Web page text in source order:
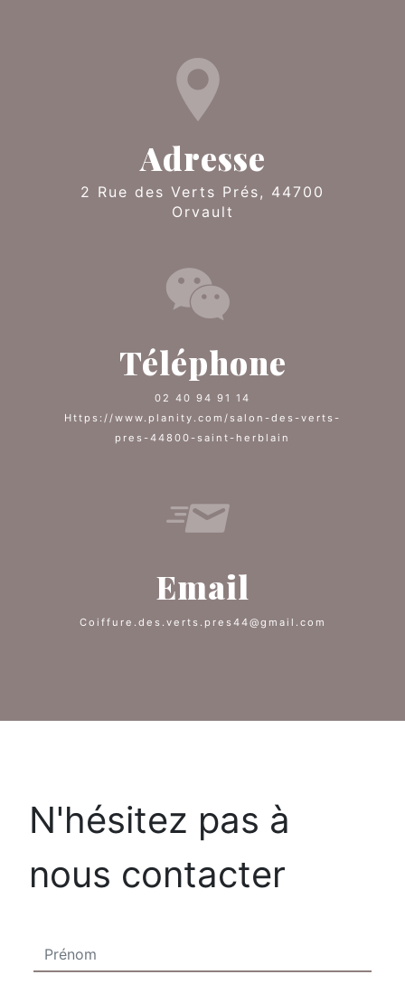
Adresse
2 Rue des Verts Prés, 44700
Orvault
Téléphone
02 40 94 91 14
https://www.planity.com/salon-des-verts-
pres-44800-saint-herblain
Email
coiffure.des.verts.pres44@gmail.com
N'hésitez pas à
nous contacter